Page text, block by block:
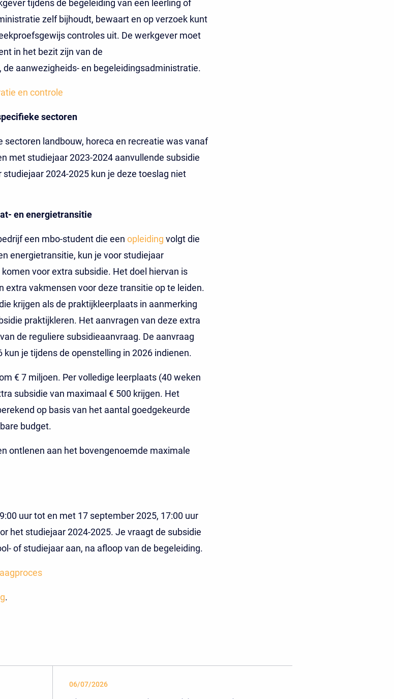
tijdens de begeleiding van een leerling of
zelf bijhoudt, bewaart en op verzoek kunt
controles uit. De werkgever moet
in het bezit zijn van de
aanwezigheids- en begeleidingsadministratie.
en controle
sectoren
sectoren landbouw, horeca en recreatie was vanaf
met studiejaar 2023-2024 aanvullende subsidie
2024-2025 kun je deze toeslag niet
en energietransitie
een mbo-student die een opleiding volgt die
energietransitie, kun je voor studiejaar
voor extra subsidie. Het doel hiervan is
extra vakmensen voor deze transitie op te leiden.
krijgen als de praktijkleerplaats in aanmerking
praktijkleren. Het aanvragen van deze extra
de reguliere subsidieaanvraag. De aanvraag
je tijdens de openstelling in 2026 indienen.
€ 7 miljoen. Per volledige leerplaats (40 weken
subsidie van maximaal € 500 krijgen. Het
op basis van het aantal goedgekeurde
budget.
ontlenen aan het bovengenoemde maximale
uur tot en met 17 september 2025, 17:00 uur
het studiejaar 2024-2025. Je vraagt de subsidie
of studiejaar aan, na afloop van de begeleiding.
.
06/07/2026